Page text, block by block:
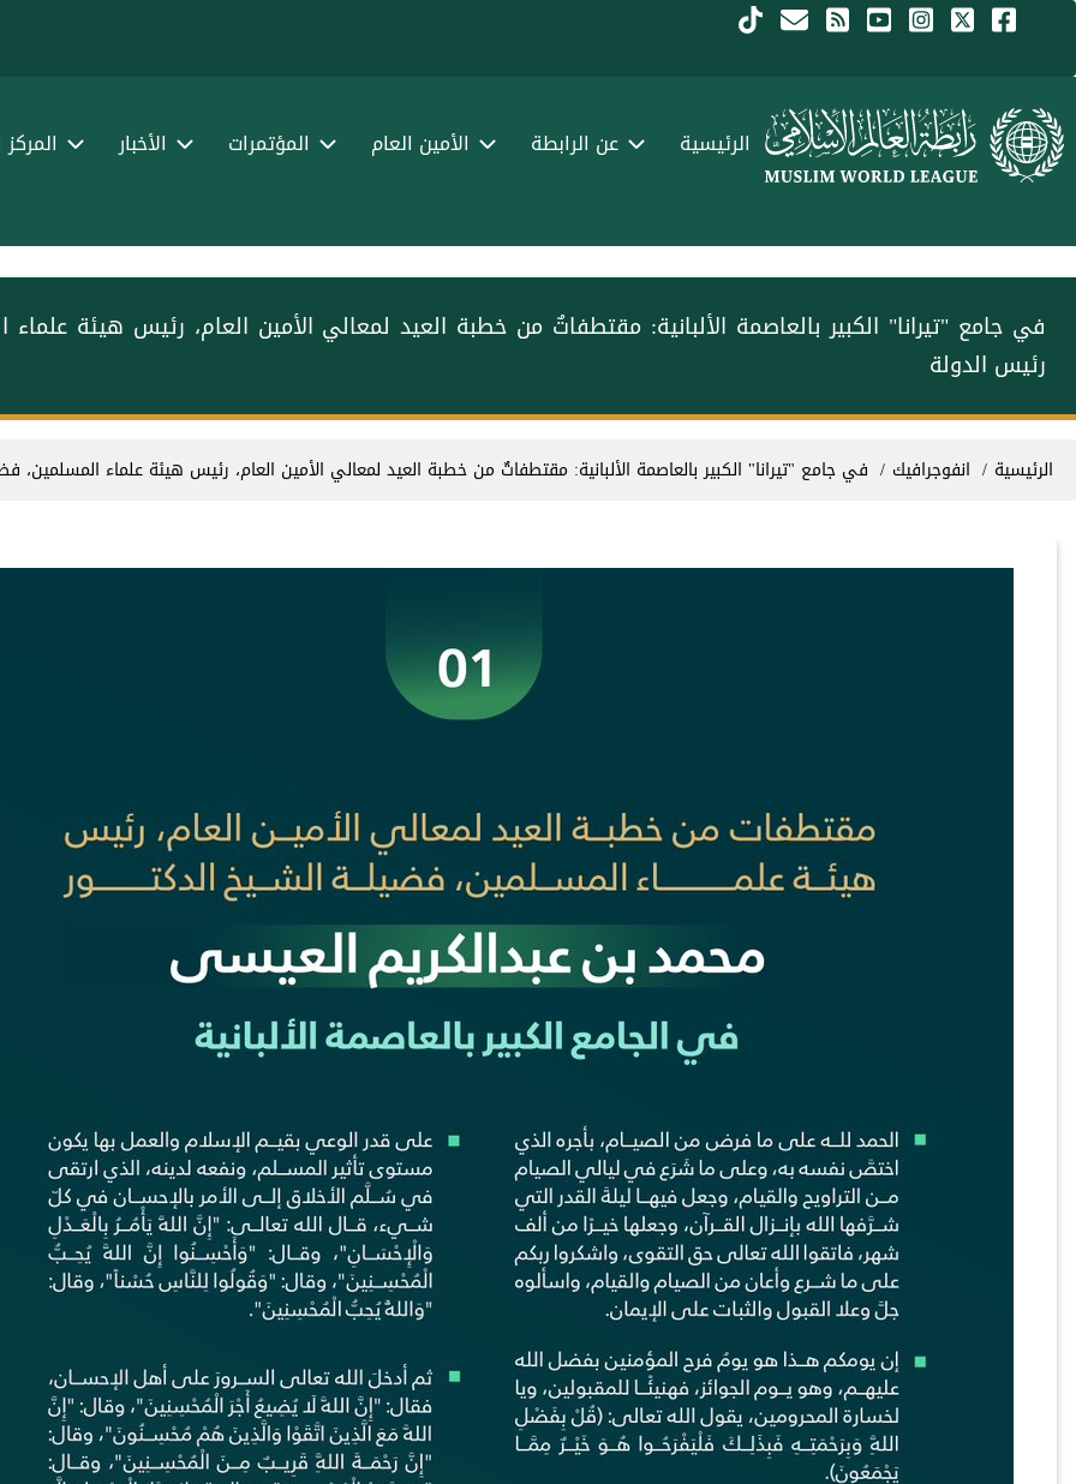
تجاوز إلى المحتوى الرئيسي
Menu Arabic الرئيسية عن الرابطة الأمين العام المؤتمرات الأخبار
في جامع "تيرانا" الكبير بالعاصمة الألبانية: ‏مقتطفاتٌ من خطبة العيد لمعالي الأمين العام، رئيس هيئة
رئيس الدولة
مسار التنقل
الرئيسية انفوجرافيك في جامع "تيرانا" الكبير بالعاصمة الألبانية: ‏مقتطفاتٌ من خطبة العيد لمعالي الأمين العام، رئيس هيئة علماء